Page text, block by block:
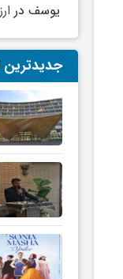
یوسف در
جدیدترین